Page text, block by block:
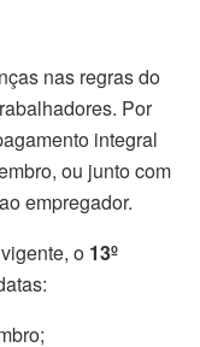
nas regras do
Por
integral
ou junto com
empregador.
o 13º